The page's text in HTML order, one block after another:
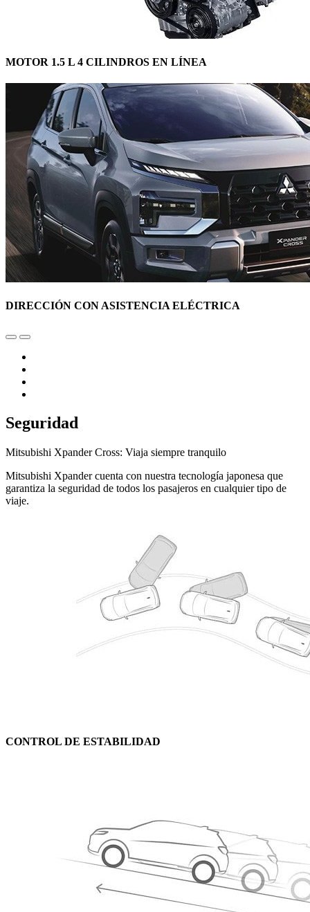
MOTOR 1.5 L 4 CILINDROS EN LÍNEA
DIRECCIÓN CON ASISTENCIA ELÉCTRICA
Seguridad
Mitsubishi Xpander Cross: Viaja siempre tranquilo
Mitsubishi Xpander cuenta con nuestra tecnología japonesa que
garantiza la seguridad de todos los pasajeros en cualquier tipo de
viaje.
CONTROL DE ESTABILIDAD